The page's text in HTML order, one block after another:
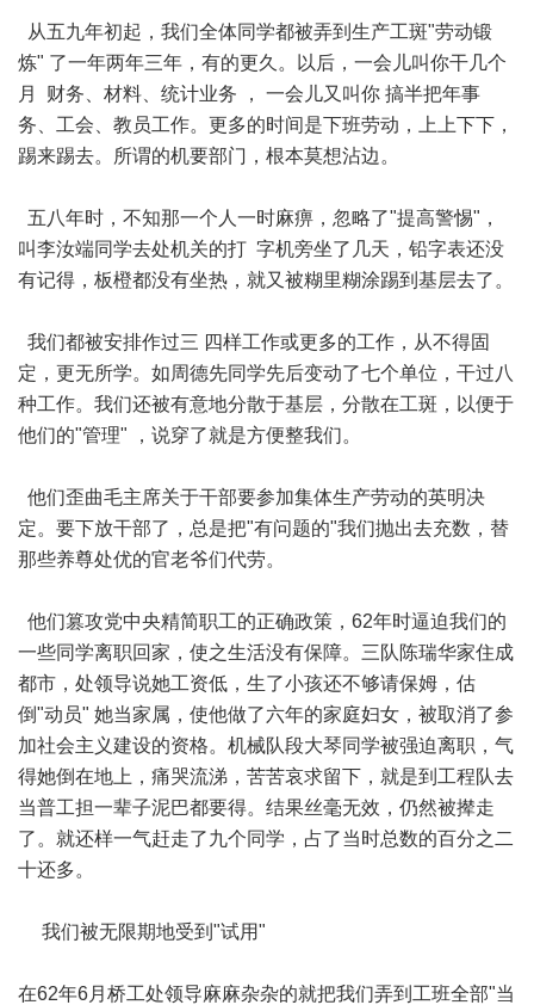
从五九年初起，我们全体同学都被弄到生产工斑"劳动锻
炼" 了一年两年三年，有的更久。以后，一会儿叫你干几个
月 财务、材料、统计业务 ， 一会儿又叫你 搞半把年事
务、工会、教员工作。更多的时间是下班劳动，上上下下，
踢来踢去。所谓的机要部门，根本莫想沾边。
五八年时，不知那一个人一时麻痹，忽略了"提高警惕"，
叫李汝端同学去处机关的打 字机旁坐了几天，铅字表还没
有记得，板橙都没有坐热，就又被糊里糊涂踢到基层去了。
我们都被安排作过三 四样工作或更多的工作，从不得固
定，更无所学。如周德先同学先后变动了七个单位，干过八
种工作。我们还被有意地分散于基层，分散在工斑，以便于
他们的"管理" ，说穿了就是方便整我们。
他们歪曲毛主席关于干部要参加集体生产劳动的英明决
定。要下放干部了，总是把"有问题的"我们抛出去充数，替
那些养尊处优的官老爷们代劳。
他们篡攻党中央精简职工的正确政策，62年时逼迫我们的
一些同学离职回家，使之生活没有保障。三队陈瑞华家住成
都市，处领导说她工资低，生了小孩还不够请保姆，估
倒"动员" 她当家属，使他做了六年的家庭妇女，被取消了参
加社会主义建设的资格。机械队段大琴同学被强迫离职，气
得她倒在地上，痛哭流涕，苦苦哀求留下，就是到工程队去
当普工担一辈子泥巴都要得。结果丝毫无效，仍然被撵走
了。就还样一气赶走了九个同学，占了当时总数的百分之二
十还多。
我们被无限期地受到"试用"
在62年6月桥工处领导麻麻杂杂的就把我们弄到工班全部"当